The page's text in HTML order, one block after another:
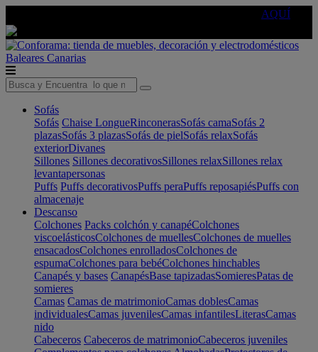
AQUÍ
Baleares Canarias
Sofás
Sofás Chaise LongueRinconerasSofás camaSofás 2
plazasSofás 3 plazasSofás de pielSofás relaxSofás
exteriorDivanes
Sillones Sillones decorativosSillones relaxSillones relax
levantapersonas
Puffs Puffs decorativosPuffs peraPuffs reposapiésPuffs con
almacenaje
Descanso
Colchones Packs colchón y canapéColchones
viscoelásticosColchones de muellesColchones de muelles
ensacadosColchones enrolladosColchones de
espumaColchones para bebéColchones hinchables
Canapés y bases CanapésBase tapizadasSomieresPatas de
somieres
Camas Camas de matrimonioCamas doblesCamas
individualesCamas juvenilesCamas infantilesLiterasCamas
nido
Cabeceros Cabeceros de matrimonioCabeceros juveniles